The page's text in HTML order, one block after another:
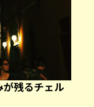
残るチェル